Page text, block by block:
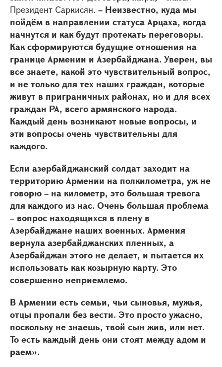
Президент Саркисян. – Неизвестно, куда мы
пойдём в направлении статуса Арцаха, когда
начнутся и как будут протекать переговоры.
Как сформируются будущие отношения на
границе Армении и Азербайджана. Уверен, вы
все знаете, какой это чувствительный вопрос,
и не только для тех наших граждан, которые
живут в приграничных районах, но и для всех
граждан РА, всего армянского народа.
Каждый день возникают новые вопросы, и
эти вопросы очень чувствительны для
каждого.
Если азербайджанский солдат заходит на
территорию Армении на полкилометра, уж не
говорю – на километр, это большая тревога
для каждого из нас. Очень большая проблема
– вопрос находящихся в плену в
Азербайджане наших военных. Армения
вернула азербайджанских пленных, а
Азербайджан этого не делает, и пытается их
использовать как козырную карту. Это
совершенно неприемлемо.
В Армении есть семьи, чьи сыновья, мужья,
отцы пропали без вести. Это просто ужасно,
поскольку не знаешь, твой сын жив, или нет.
То есть каждый день они стоят между адом и
раем».